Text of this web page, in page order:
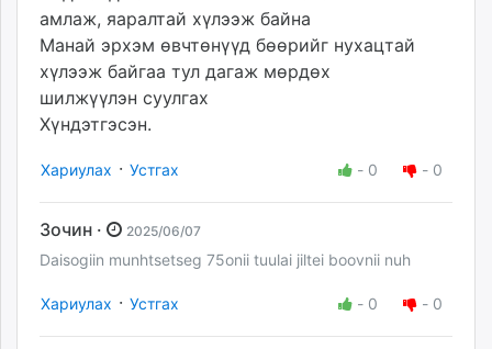
амлаж, яаралтай хүлээж байна
Манай эрхэм өвчтөнүүд бөөрийг нухацтай
хүлээж байгаа тул дагаж мөрдөх
шилжүүлэн суулгах
Хүндэтгэсэн.
Хариулах · Устгах - 0 - 0
Зочин · 2025/06/07
Daisogiin munhtsetseg 75onii tuulai jiltei boovnii nuh
Хариулах · Устгах - 0 - 0